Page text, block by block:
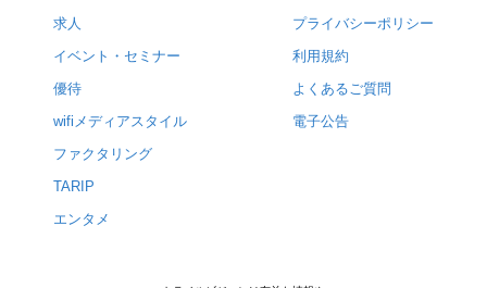
求人
イベント・セミナー
優待
wifiメディアスタイル
ファクタリング
TARIP
エンタメ
プライバシーポリシー
利用規約
よくあるご質問
電子公告